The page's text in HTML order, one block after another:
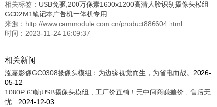
相关标签： USB免驱,200万像素1600x1200高清人脸识别摄像头模组
GC02M1笔记本广告机一体机专用,
来源：http://www.cammodule.com.cn/product886604.html
时间：2023-11-24 16:09:37
相关新闻
泓嘉影像GC0308摄像头模组：为边缘视觉而生，为省电而战。 2026-
05-12
1080P 60帧USB摄像头模组，工厂价直销！无中间商赚差价，售后无
忧！ 2024-12-03